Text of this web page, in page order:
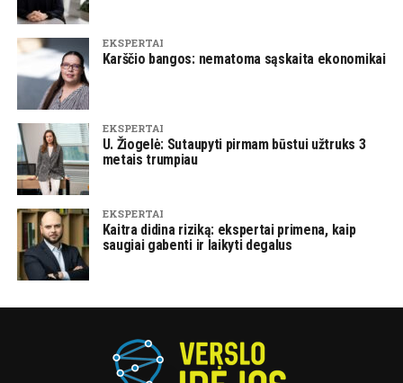
EKSPERTAI
Karščio bangos: nematoma sąskaita ekonomikai
EKSPERTAI
U. Žiogelė: Sutaupyti pirmam būstui užtruks 3
metais trumpiau
EKSPERTAI
Kaitra didina riziką: ekspertai primena, kaip
saugiai gabenti ir laikyti degalus